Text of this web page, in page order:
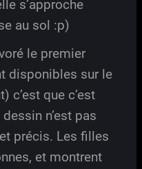
s’approche
au sol :p)
le premier
disponibles sur le
c’est que c’est
n’est pas
précis. Les filles
et montrent